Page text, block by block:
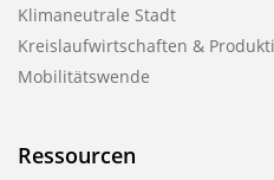
Klimaneutrale Stadt
Kreislaufwirtschaften &
Mobilitätswende
Ressourcen